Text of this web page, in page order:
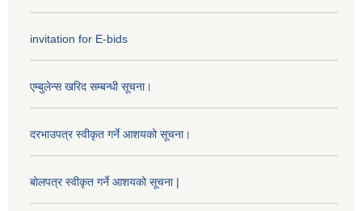
invitation for E-bids
एम्बुलेन्स खरिद सम्बन्धी सूचना।
दरभाउपत्र स्वीकृत गर्ने आशयको सूचना।
बोलपत्र स्वीकृत गर्ने आशयको सूचना |